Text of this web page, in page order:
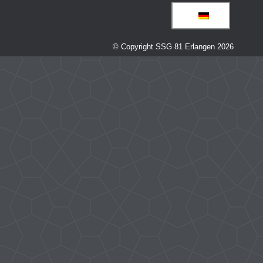
© Copyright SSG 81 Erlangen 2026